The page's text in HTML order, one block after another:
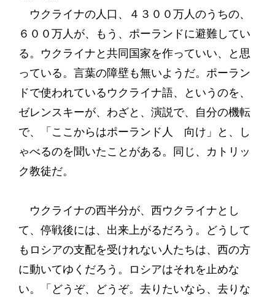
ウクライナの人口、４３００万人のうちの、
６００万人が、もう、ポーランドに避難してい
る。ウクライナと共同国家を作っていい、と思
っている。言葉の障壁も無いようだ。ポーラン
ドで使われているウクライナ語、というのを、
ゼレンスキーが、わざと、演説で、自分の機転
で、「ここからはポーランド人 向け」と、し
ゃべるのを聞いたことがある。同じ、カトリッ
ク教徒だ。
ウクライナの西半分が、西ウクライナとし
て、停戦後には、出来上がるだろう。どうして
もロシアの支配を受けれない人たちは、西の方
に動いてゆくだろう。ロシアはそれを止めな
い。「どうぞ、どうぞ。去りたいなら、去りな